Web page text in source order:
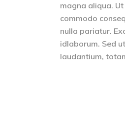
magna aliqua.
commodo
nulla pariatur.
idlaborum. Sed
laudantium,